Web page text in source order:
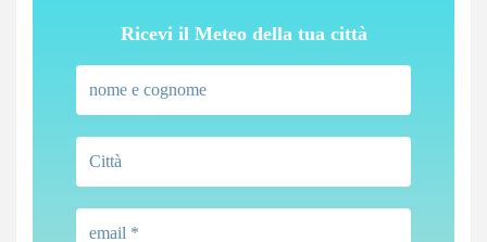
Ricevi il Meteo della tua città